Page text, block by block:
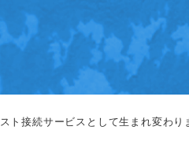
ト接続サービスとして生まれ変わり